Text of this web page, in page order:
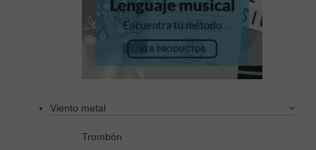
Viento metal
Trombón